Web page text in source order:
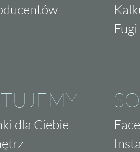
dla Ciebie